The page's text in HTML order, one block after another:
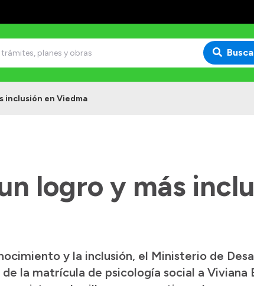
inclusión en Viedma
logro y más
y la inclusión, el Ministerio de
la matrícula de psicología social a Viviana